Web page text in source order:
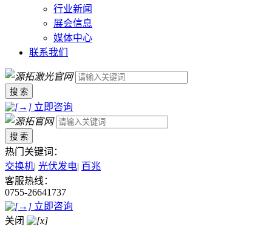
行业新闻
展会信息
媒体中心
联系我们
搜 索
立即咨询
搜 索
热门关键词：
交换机| 光伏发电| 百兆
客服热线：
0755-26641737
立即咨询
关闭